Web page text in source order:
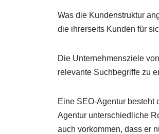
Was die Kundenstruktur
die ihrerseits Kunden für
Die Unternehmensziele
relevante Suchbegriffe zu
Eine SEO-Agentur besteht
Agentur unterschiedliche
auch vorkommen, dass er